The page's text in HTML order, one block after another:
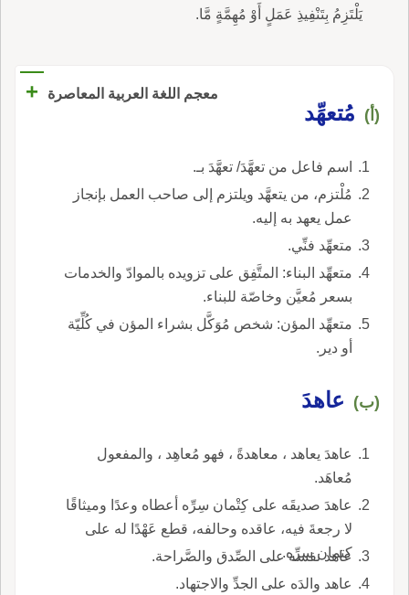
يَلْتَزِمُ بِتَنْفِيذِ عَمَلٍ أَوْ مُهِمَّةٍ مَّا.
معجم اللغة العربية المعاصرة +
(أ) مُتعهِّد
اسم فاعل من تعهَّدَ/ تعهَّدَ بـ.
مُلْتزم، من يتعهَّد ويلتزم إلى صاحب العمل بإنجاز
عمل يعهد به إليه.
متعهِّد فنِّي.
متعهِّد البناء: المتَّفِق على تزويده بالموادّ والخدمات
بسعر مُعيَّن وخاصّة للبناء.
متعهِّد المؤن: شخص مُوَكَّل بشراء المؤن في كُلِّيّة
أو دير.
(ب) عاهدَ
عاهدَ يعاهد ، معاهدةً ، فهو مُعاهِد ، والمفعول
مُعاهَد.
عاهدَ صديقَه على كِتْمان سِرِّه أعطاه وعدًا وميثاقًا
لا رجعةَ فيه، عاقده وحالفه، قطع عَهْدًا له على
كتمان سرِّه.
عاهد نفسه على الصِّدق والصَّراحة.
عاهد والدَه على الجدِّ والاجتهاد.